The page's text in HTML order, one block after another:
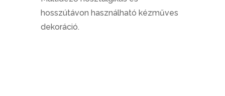
hosszútávon használható kézműves
dekoráció.